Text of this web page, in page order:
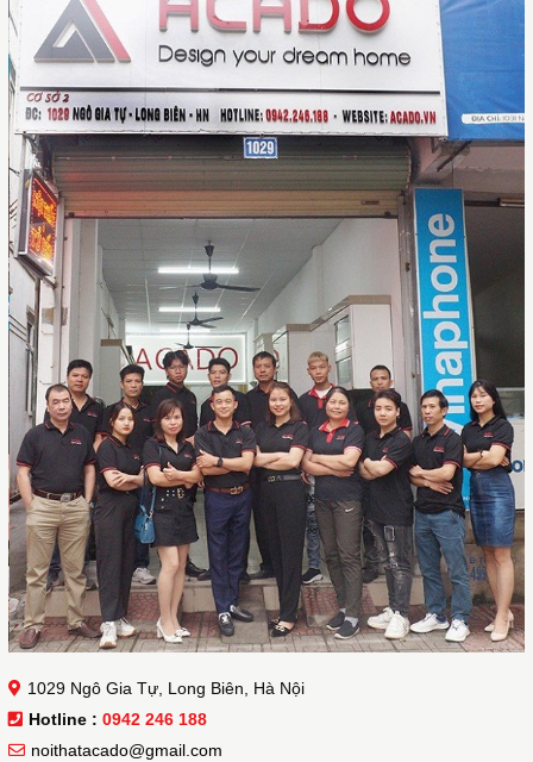
1029 Ngô Gia Tự, Long Biên, Hà Nội
Hotline : 0942 246 188
noithatacado@gmail.com